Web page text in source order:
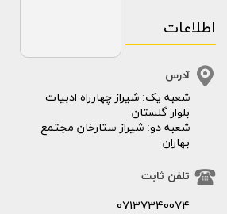
​​شعبه یک: شیراز چهارراه ادبیات
بلوار گلستان
شعبه دو: شیراز ستارخان مجتمع
بهاران
اطلاعات
آدرس
تلفن ثابت
07137340074